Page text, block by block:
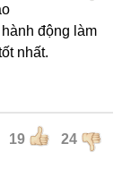
động làm
nhất.
19 24